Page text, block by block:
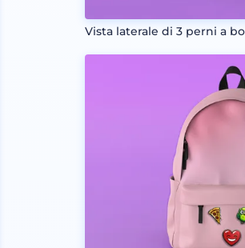
Vista laterale di 3 perni a